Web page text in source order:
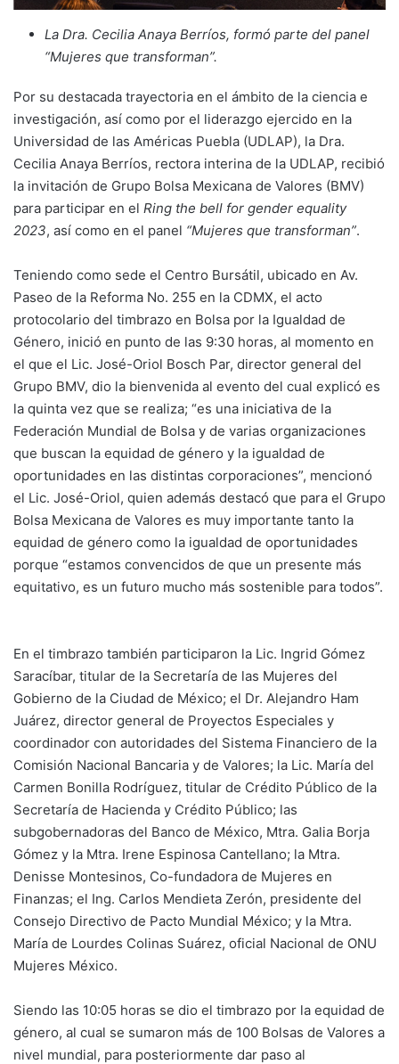
La Dra. Cecilia Anaya Berríos, formó parte del panel
“Mujeres que transforman”.
Por su destacada trayectoria en el ámbito de la ciencia e
investigación, así como por el liderazgo ejercido en la
Universidad de las Américas Puebla (UDLAP), la Dra.
Cecilia Anaya Berríos, rectora interina de la UDLAP, recibió
la invitación de Grupo Bolsa Mexicana de Valores (BMV)
para participar en el Ring the bell for gender equality
2023, así como en el panel “Mujeres que transforman”.
Teniendo como sede el Centro Bursátil, ubicado en Av.
Paseo de la Reforma No. 255 en la CDMX, el acto
protocolario del timbrazo en Bolsa por la Igualdad de
Género, inició en punto de las 9:30 horas, al momento en
el que el Lic. José-Oriol Bosch Par, director general del
Grupo BMV, dio la bienvenida al evento del cual explicó es
la quinta vez que se realiza; “es una iniciativa de la
Federación Mundial de Bolsa y de varias organizaciones
que buscan la equidad de género y la igualdad de
oportunidades en las distintas corporaciones”, mencionó
el Lic. José-Oriol, quien además destacó que para el Grupo
Bolsa Mexicana de Valores es muy importante tanto la
equidad de género como la igualdad de oportunidades
porque “estamos convencidos de que un presente más
equitativo, es un futuro mucho más sostenible para todos”.
En el timbrazo también participaron la Lic. Ingrid Gómez
Saracíbar, titular de la Secretaría de las Mujeres del
Gobierno de la Ciudad de México; el Dr. Alejandro Ham
Juárez, director general de Proyectos Especiales y
coordinador con autoridades del Sistema Financiero de la
Comisión Nacional Bancaria y de Valores; la Lic. María del
Carmen Bonilla Rodríguez, titular de Crédito Público de la
Secretaría de Hacienda y Crédito Público; las
subgobernadoras del Banco de México, Mtra. Galia Borja
Gómez y la Mtra. Irene Espinosa Cantellano; la Mtra.
Denisse Montesinos, Co-fundadora de Mujeres en
Finanzas; el Ing. Carlos Mendieta Zerón, presidente del
Consejo Directivo de Pacto Mundial México; y la Mtra.
María de Lourdes Colinas Suárez, oficial Nacional de ONU
Mujeres México.
Siendo las 10:05 horas se dio el timbrazo por la equidad de
género, al cual se sumaron más de 100 Bolsas de Valores a
nivel mundial, para posteriormente dar paso al